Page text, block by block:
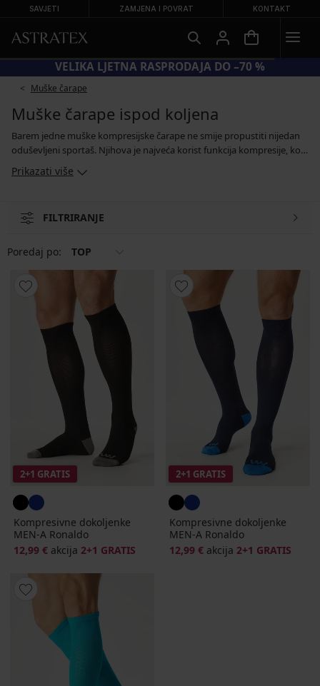
SAVJETI ZAMJENA I POVRAT KONTAKT
VELIKA LJETNA RASPRODAJA DO –70 %
Muške čarape
Muške čarape ispod koljena
Barem jedne muške kompresijske čarape ne smije propustiti nijedan
oduševljeni sportaš. Njihova je najveća korist funkcija kompresije, koja
podržava cirkulaciju krvi u donjim udovima. Uz to, čarape zatežu
mišiće, koji tada bolje odolijevaju udarcima i brže se regeneriraju.
tretman čarapa osigurava savršenu udobnost.
Prikazati više
FILTRIRANJE
Poredaj po: TOP
2+1 GRATIS
Kompresivne dokoljenke
MEN-A Ronaldo
12,99 € akcija 2+1 GRATIS
2+1 GRATIS
Kompresivne dokoljenke
MEN-A Ronaldo
12,99 € akcija 2+1 GRATIS